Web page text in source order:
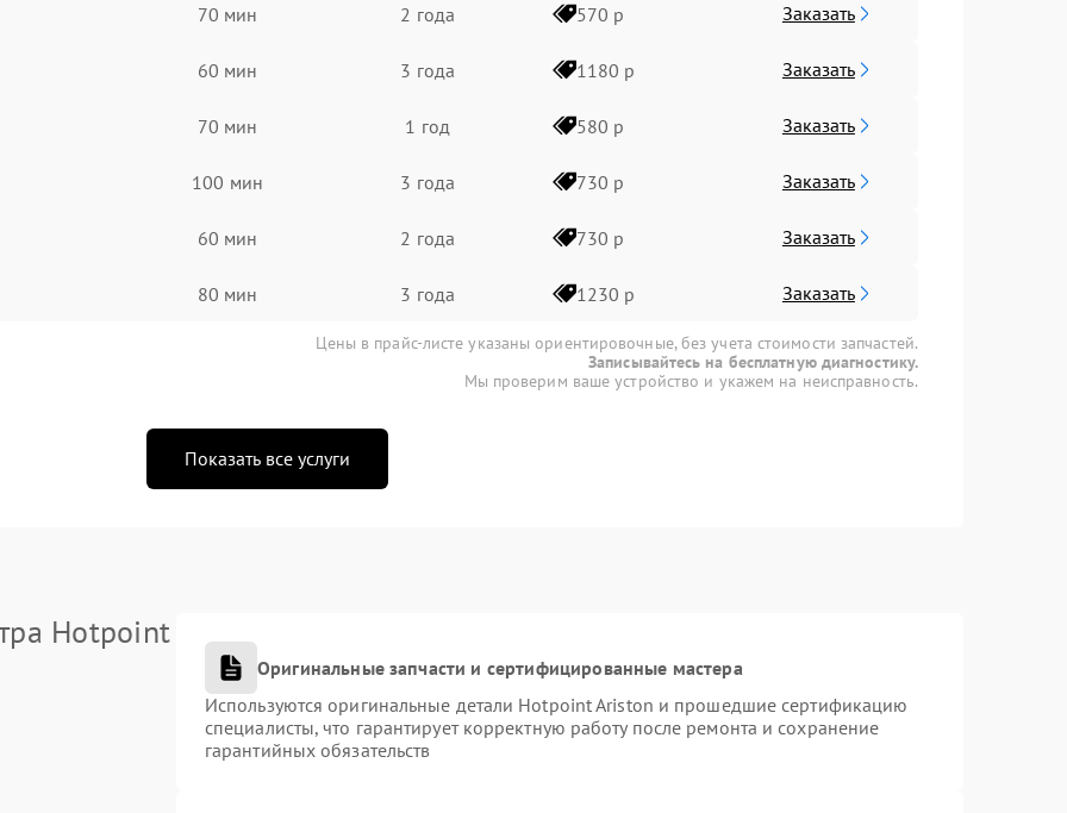
70 мин 2 года 570 р Заказать
60 мин 3 года 1180 р Заказать
70 мин 1 год 580 р Заказать
100 мин 3 года 730 р Заказать
60 мин 2 года 730 р Заказать
80 мин 3 года 1230 р Заказать
Цены в прайс-листе указаны ориентировочные, без учета стоимости запчастей.
Записывайтесь на бесплатную диагностику.
Мы проверим ваше устройство и укажем на неисправность.
Показать все услуги
Hotpoint
Оригинальные запчасти и сертифицированные мастера
Используются оригинальные детали Hotpoint Ariston и прошедшие сертификацию
специалисты, что гарантирует корректную работу после ремонта и сохранение
гарантийных обязательств